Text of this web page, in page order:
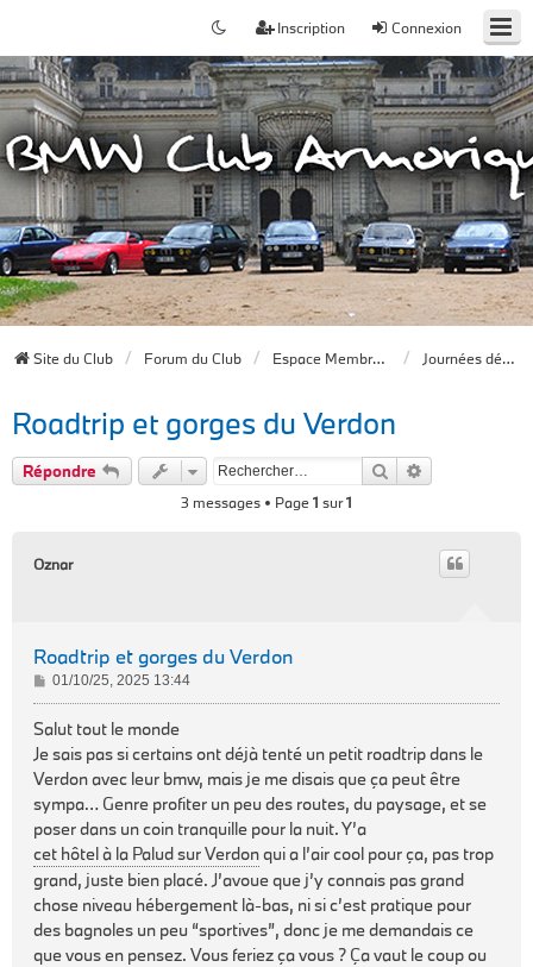
Connexion
Inscription
Site du Club Forum du Club Espace Membres du forum Journées découverte
Roadtrip et gorges du Verdon
Répondre Rechercher
3 messages • Page1 sur1
Oznar
Roadtrip et gorges du Verdon
M
e
a
g
e
01/10/25, 2025 13:44
Salut tout le monde
Je sais pas si certains ont déjà tenté un petit roadtrip dans le
Verdon avec leur bmw, mais je me disais que ça peut être
sympa… Genre profiter un peu des routes, du paysage, et se
poser dans un coin tranquille pour la nuit. Y’a
cet hôtel à la Palud sur Verdonqui a l’air cool pour ça, pas trop
grand, juste bien placé. J’avoue que j’y connais pas grand
chose niveau hébergement là-bas, ni si c’est pratique pour
des bagnoles un peu “sportives”, donc je me demandais ce
que vous en pensez. Vous feriez ça vous ? Ça vaut le coup ou